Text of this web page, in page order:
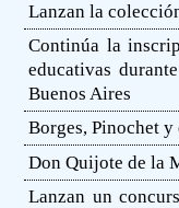
Lanzan la
Continúa la
educativas
Buenos Aires
Borges, Pinochet
Don Quijote de la
Lanzan un